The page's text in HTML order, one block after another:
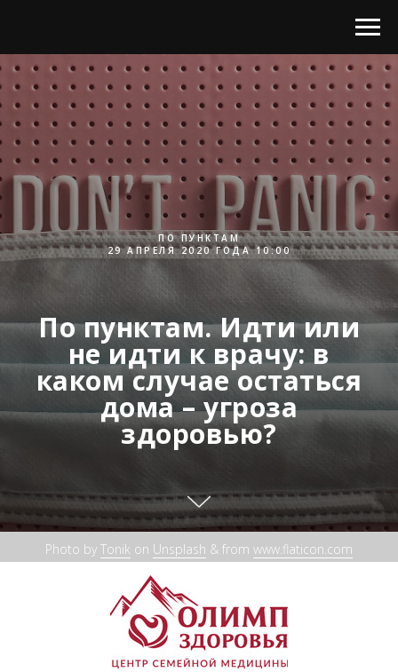
ПО ПУНКТАМ
29 АПРЕЛЯ 2020 ГОДА 10:00
По пунктам. Идти или
не идти к врачу: в
каком случае остаться
дома – угроза
здоровью?
Photo by Tonik on Unsplash & from www.flaticon.com